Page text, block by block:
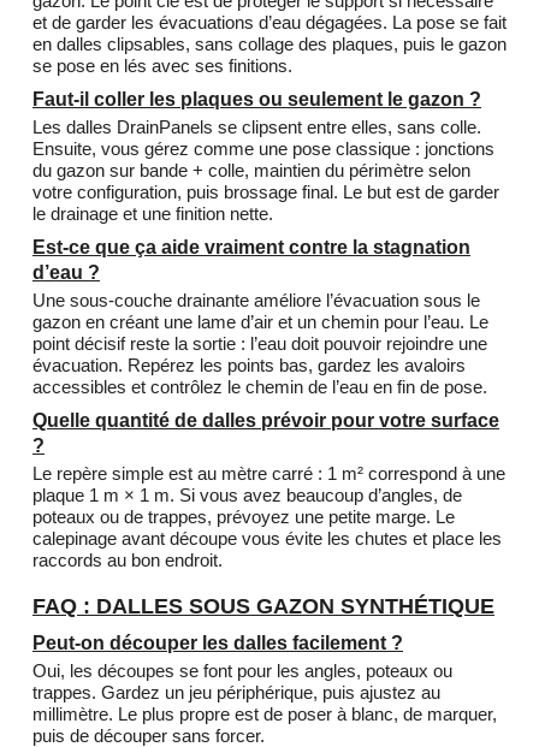
et de garder les évacuations d’eau dégagées. La pose se fait
en dalles clipsables, sans collage des plaques, puis le gazon
se pose en lés avec ses finitions.
Faut-il coller les plaques ou seulement le gazon ?
Les dalles DrainPanels se clipsent entre elles, sans colle.
Ensuite, vous gérez comme une pose classique : jonctions
du gazon sur bande + colle, maintien du périmètre selon
votre configuration, puis brossage final. Le but est de garder
le drainage et une finition nette.
Est-ce que ça aide vraiment contre la stagnation
d’eau ?
Une sous-couche drainante améliore l’évacuation sous le
gazon en créant une lame d’air et un chemin pour l’eau. Le
point décisif reste la sortie : l’eau doit pouvoir rejoindre une
évacuation. Repérez les points bas, gardez les avaloirs
accessibles et contrôlez le chemin de l’eau en fin de pose.
Quelle quantité de dalles prévoir pour votre surface
?
Le repère simple est au mètre carré : 1 m² correspond à une
plaque 1 m × 1 m. Si vous avez beaucoup d’angles, de
poteaux ou de trappes, prévoyez une petite marge. Le
calepinage avant découpe vous évite les chutes et place les
raccords au bon endroit.
FAQ : DALLES SOUS GAZON SYNTHÉTIQUE
Peut-on découper les dalles facilement ?
Oui, les découpes se font pour les angles, poteaux ou
trappes. Gardez un jeu périphérique, puis ajustez au
millimètre. Le plus propre est de poser à blanc, de marquer,
puis de découper sans forcer.